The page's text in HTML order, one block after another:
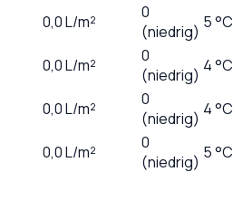
0,0L/m²
0
(niedrig) 5 °C
0,0L/m²
0
(niedrig) 4 °C
0,0L/m²
0
(niedrig) 4 °C
0,0L/m²
0
(niedrig) 5 °C